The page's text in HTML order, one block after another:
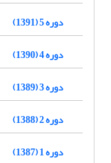
دوره 5 (1391)
دوره 4 (1390)
دوره 3 (1389)
دوره 2 (1388)
دوره 1 (1387)